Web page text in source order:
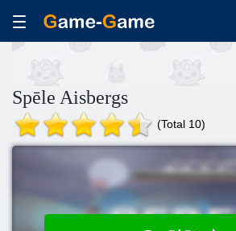
Spēle Aisbergs
(Total 10)